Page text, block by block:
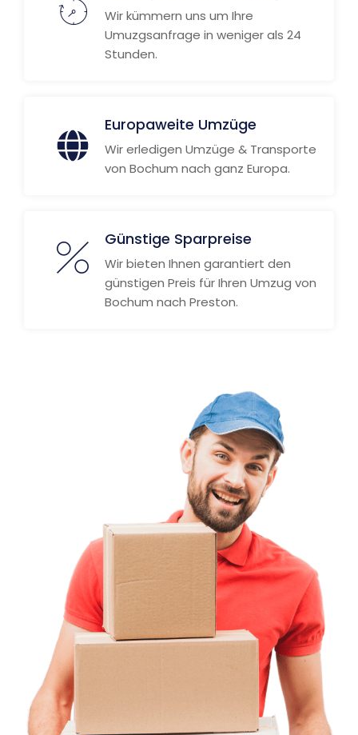
Wir kümmern uns um Ihre
Umuzgsanfrage in weniger als 24
Stunden.
Europaweite Umzüge
Wir erledigen Umzüge & Transporte
von Bochum nach ganz Europa.
Günstige Sparpreise
Wir bieten Ihnen garantiert den
günstigen Preis für Ihren Umzug von
Bochum nach Preston.